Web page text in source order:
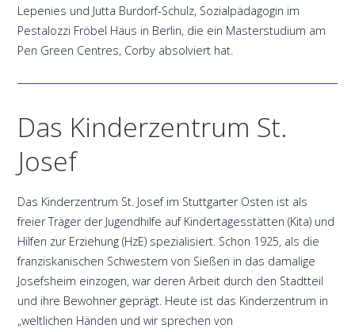
Lepenies und Jutta Burdorf-Schulz, Sozialpädagogin im
Pestalozzi Fröbel Haus in Berlin, die ein Masterstudium am
Pen Green Centres, Corby absolviert hat.
Das Kinderzentrum St.
Josef
Das Kinderzentrum St. Josef im Stuttgarter Osten ist als
freier Träger der Jugendhilfe auf Kindertagesstätten (Kita) und
Hilfen zur Erziehung (HzE) spezialisiert. Schon 1925, als die
franziskanischen Schwestern von Sießen in das damalige
Josefsheim einzogen, war deren Arbeit durch den Stadtteil
und ihre Bewohner geprägt. Heute ist das Kinderzentrum in
„weltlichen Händen und wir sprechen von